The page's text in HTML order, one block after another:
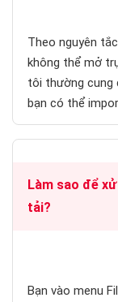
Theo nguyên
không thể mở
tôi thường cung
bạn có thể
Làm sao để
tải?
Bạn vào menu